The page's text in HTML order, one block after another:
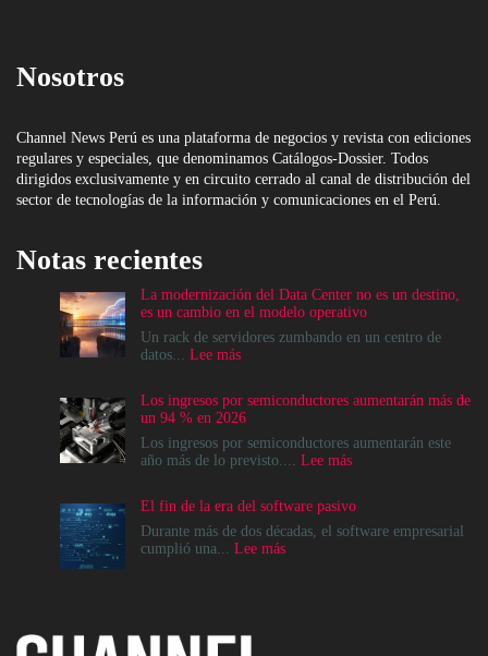
Nosotros
Channel News Perú es una plataforma de negocios y revista con ediciones
regulares y especiales, que denominamos Catálogos-Dossier. Todos
dirigidos exclusivamente y en circuito cerrado al canal de distribución del
sector de tecnologías de la información y comunicaciones en el Perú.
Notas recientes
La modernización del Data Center no es un destino,
es un cambio en el modelo operativo
Un rack de servidores zumbando en un centro de
datos... Lee más:
del
Data
Center
no
destino,
es
un
operativo
Los ingresos por semiconductores aumentarán más de
un 94 % en 2026
Los ingresos por semiconductores aumentarán este
año más de lo previsto.... Lee más:
por
semiconductores
El fin de la era del software pasivo
Durante más de dos décadas, el software empresarial
cumplió una... Lee más: